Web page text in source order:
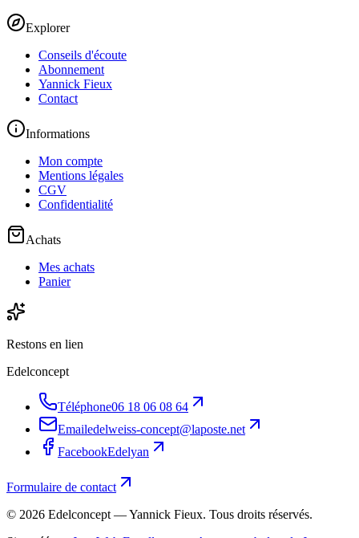
Explorer
Conseils d'écoute
Abonnement
Yannick Fieux
Contact
Informations
Mon compte
Mentions légales
CGV
Confidentialité
Achats
Mes achats
Panier
Restons en lien
Edelconcept
Téléphone06 18 06 08 64
Emailedelweiss-concept@laposte.net
FacebookEdelyan
Formulaire de contact
© 2026 Edelconcept — Yannick Fieux. Tous droits réservés.